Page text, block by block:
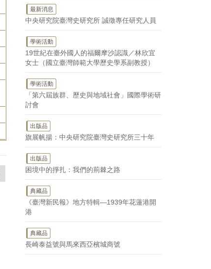
最新消息
中央研究院臺灣史研究所 誠徵專任研究人員
學術活動
19世紀在臺外國人的福爾摩沙認識／林欣宜
女士（國立臺灣師範大學歷史學系副教授）
學術活動
「第六屆族群、歷史與地域社會」國際學術研
討會
出版品
旗展帆揚：中央研究院臺灣史研究所三十年
出版品
困境中的掙扎：我們的荊棘之路
典藏品
《臺灣新民報》地方特輯—1939年花蓮港開
港
典藏品
長崎泰益號與馬來西亞檳城商號